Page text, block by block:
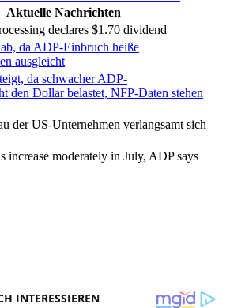
Aktuelle Nachrichten
declares $1.70 dividend
da ADP-Einbruch heiße
ausgleicht
da schwacher ADP-
den Dollar belastet, NFP-Daten stehen
der US-Unternehmen verlangsamt sich
increase moderately in July, ADP says